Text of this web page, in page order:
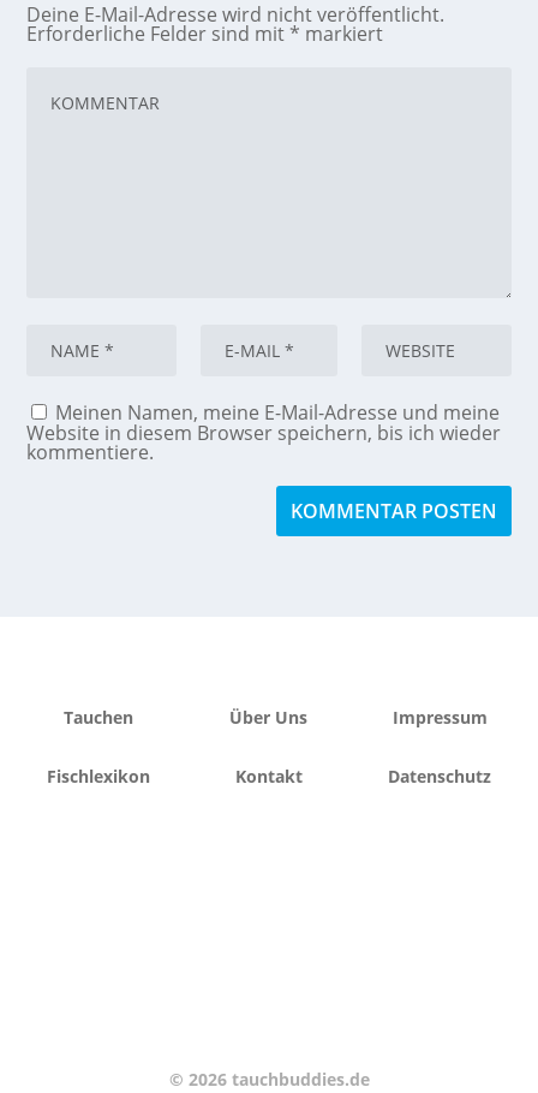
Deine E-Mail-Adresse wird nicht veröffentlicht.
Erforderliche Felder sind mit* markiert
Meinen Namen, meine E-Mail-Adresse und meine
Website in diesem Browser speichern, bis ich wieder
kommentiere.
Tauchen
Fischlexikon
Über Uns
Kontakt
Impressum
Datenschutz
© 2026 tauchbuddies.de